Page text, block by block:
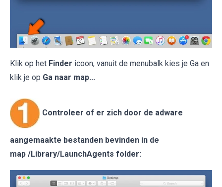
Klik op het Finder icoon, vanuit de menubalk kies je Ga en
klik je op Ga naar map...
Controleer of er zich door de adware
aangemaakte bestanden bevinden in de
map /Library/LaunchAgents folder: